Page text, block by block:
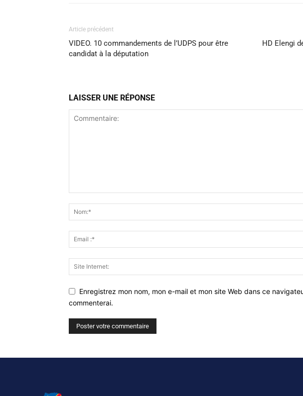
Article précédent
VIDEO. 10 commandements de l’UDPS pour être
candidat à la députation
HD Elengi
LAISSER UNE RÉPONSE
Enregistrez mon nom, mon e-mail et mon site Web dans ce
commenterai.